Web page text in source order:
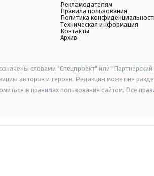
Рекламодателям
Правила пользования
Политика
Техническая информация
Контакты
Архив
словами "Спецпроект" или
авторов и героев. Редакция может не
в правилах пользования сайтом. Все